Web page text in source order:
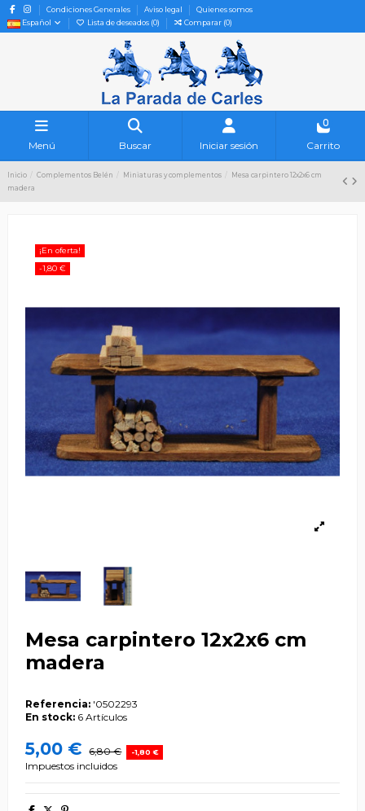
Condiciones Generales Aviso legal
Quienes somos
Español
Lista de deseados (0) Comparar (0)
Menú Buscar Iniciar sesión
0
Carrito
Inicio Complementos Belén Miniaturas y complementos
Mesa carpintero 12x2x6 cm
madera
¡En oferta!
-1,80 €
Mesa carpintero 12x2x6 cm
madera
Referencia: '0502293
En stock: 6 Artículos
5,00 € 6,80 € -1,80 €
Impuestos incluidos